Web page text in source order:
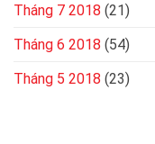
Tháng 7 2018 (21)
Tháng 6 2018 (54)
Tháng 5 2018 (23)